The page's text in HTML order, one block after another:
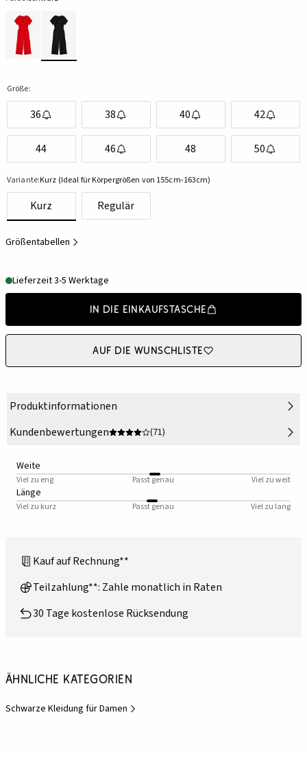
Größe:
36 38 40 42
44 46 48 50
Variante:Kurz (Ideal für Körpergrößen von 155cm-163cm)
Kurz Regulär
Größentabellen
Lieferzeit 3-5 Werktage
In die Einkaufstasche
Auf die Wunschliste
Produktinformationen
Kundenbewertungen
(71)
Weite
Viel zu eng Passt genau Viel zu weit
Länge
Viel zu kurz Passt genau Viel zu lang
Kauf auf Rechnung**
Teilzahlung**: Zahle monatlich in Raten
30 Tage kostenlose Rücksendung
Ähnliche Kategorien
Schwarze Kleidung für Damen